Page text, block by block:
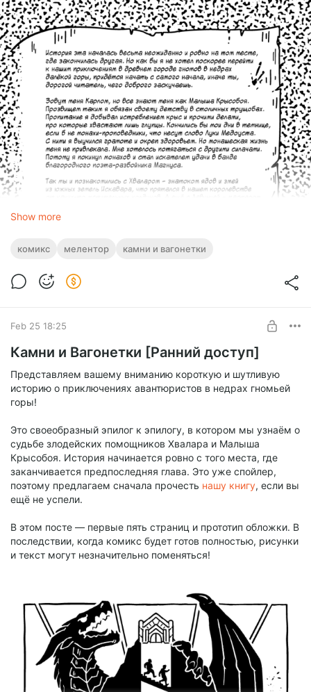
Show more
комикс мелентор камни и вагонетки
Feb 25 18:25
Камни и Вагонетки [Ранний доступ]
Представляем вашему вниманию короткую и шутливую
историю о приключениях авантюристов в недрах гномьей
горы!
Это своеобразный эпилог к эпилогу, в котором мы узнаём о
судьбе злодейских помощников Хвалара и Малыша
Крысобоя. История начинается ровно с того места, где
заканчивается предпоследняя глава. Это уже спойлер,
поэтому предлагаем сначала прочесть нашу книгу, если вы
ещё не успели.
В этом посте — первые пять страниц и прототип обложки. В
последствии, когда комикс будет готов полностью, рисунки
и текст могут незначительно поменяться!